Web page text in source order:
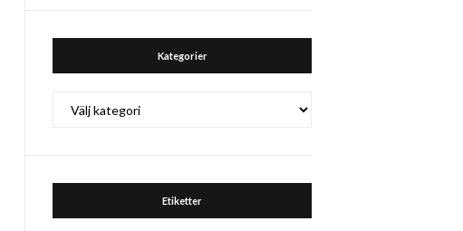
Kategorier
Etiketter